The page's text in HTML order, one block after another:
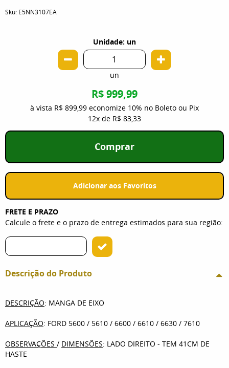
Sku: E5NN3107EA
Unidade: un
un
R$ 999,99
à vista R$ 899,99 economize 10% no Boleto ou Pix
12x de R$ 83,33
Comprar
Adicionar aos Favoritos
FRETE E PRAZO
Calcule o frete e o prazo de entrega estimados para sua região:
Descrição do Produto
DESCRIÇÃO: MANGA DE EIXO
APLICAÇÃO: FORD 5600 / 5610 / 6600 / 6610 / 6630 / 7610
OBSERVAÇÕES / DIMENSÕES: LADO DIREITO - TEM 41CM DE
HASTE